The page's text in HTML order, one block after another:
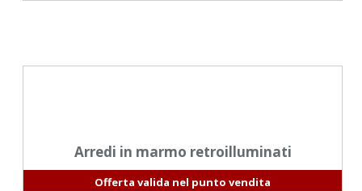
Arredi in marmo retroilluminati
Offerta valida nel punto vendita